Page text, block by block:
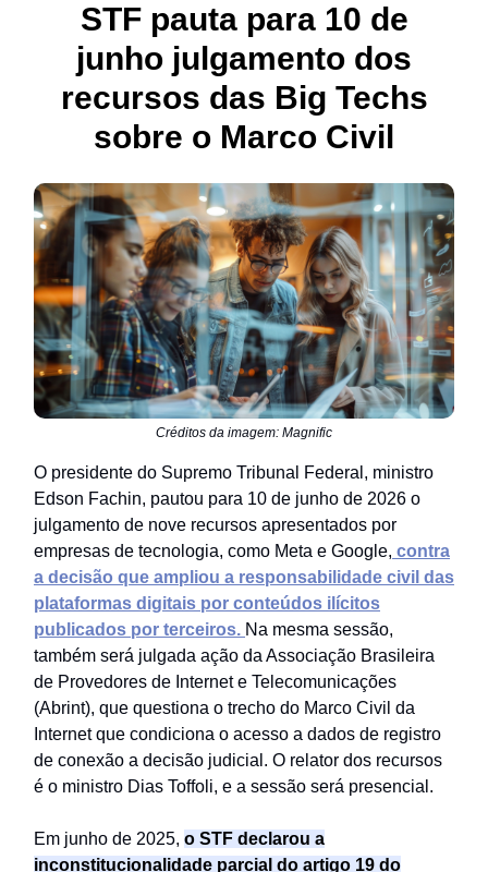
STF pauta para 10 de
junho julgamento dos
recursos das Big Techs
sobre o Marco Civil
Créditos da imagem: Magnific
O presidente do Supremo Tribunal Federal, ministro
Edson Fachin, pautou para 10 de junho de 2026 o
julgamento de nove recursos apresentados por
empresas de tecnologia, como Meta e Google, contra
a decisão que ampliou a responsabilidade civil das
plataformas digitais por conteúdos ilícitos
publicados por terceiros. Na mesma sessão,
também será julgada ação da Associação Brasileira
de Provedores de Internet e Telecomunicações
(Abrint), que questiona o trecho do Marco Civil da
Internet que condiciona o acesso a dados de registro
de conexão a decisão judicial. O relator dos recursos
é o ministro Dias Toffoli, e a sessão será presencial.
Em junho de 2025, o STF declarou a
inconstitucionalidade parcial do artigo 19 do